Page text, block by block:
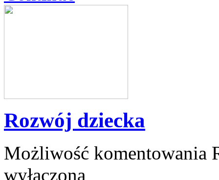
Rozwój dziecka
Możliwość komentowania
wyłączona